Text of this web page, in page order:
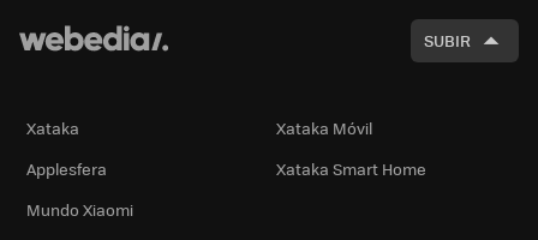
SUBIR
Xataka
Xataka Móvil
Applesfera
Xataka Smart Home
Mundo Xiaomi